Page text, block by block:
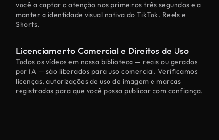
você a captar a atenção nos primeiros três segundos e a
manter a identidade visual nativa do TikTok, Reels e
Shorts.
Licenciamento Comercial e Direitos de Uso
Todos os vídeos em nossa biblioteca — reais ou gerados
por IA — são liberados para uso comercial. Verificamos
licenças, autorizações de uso de imagem e marcas
registradas para que você possa publicar com confiança.